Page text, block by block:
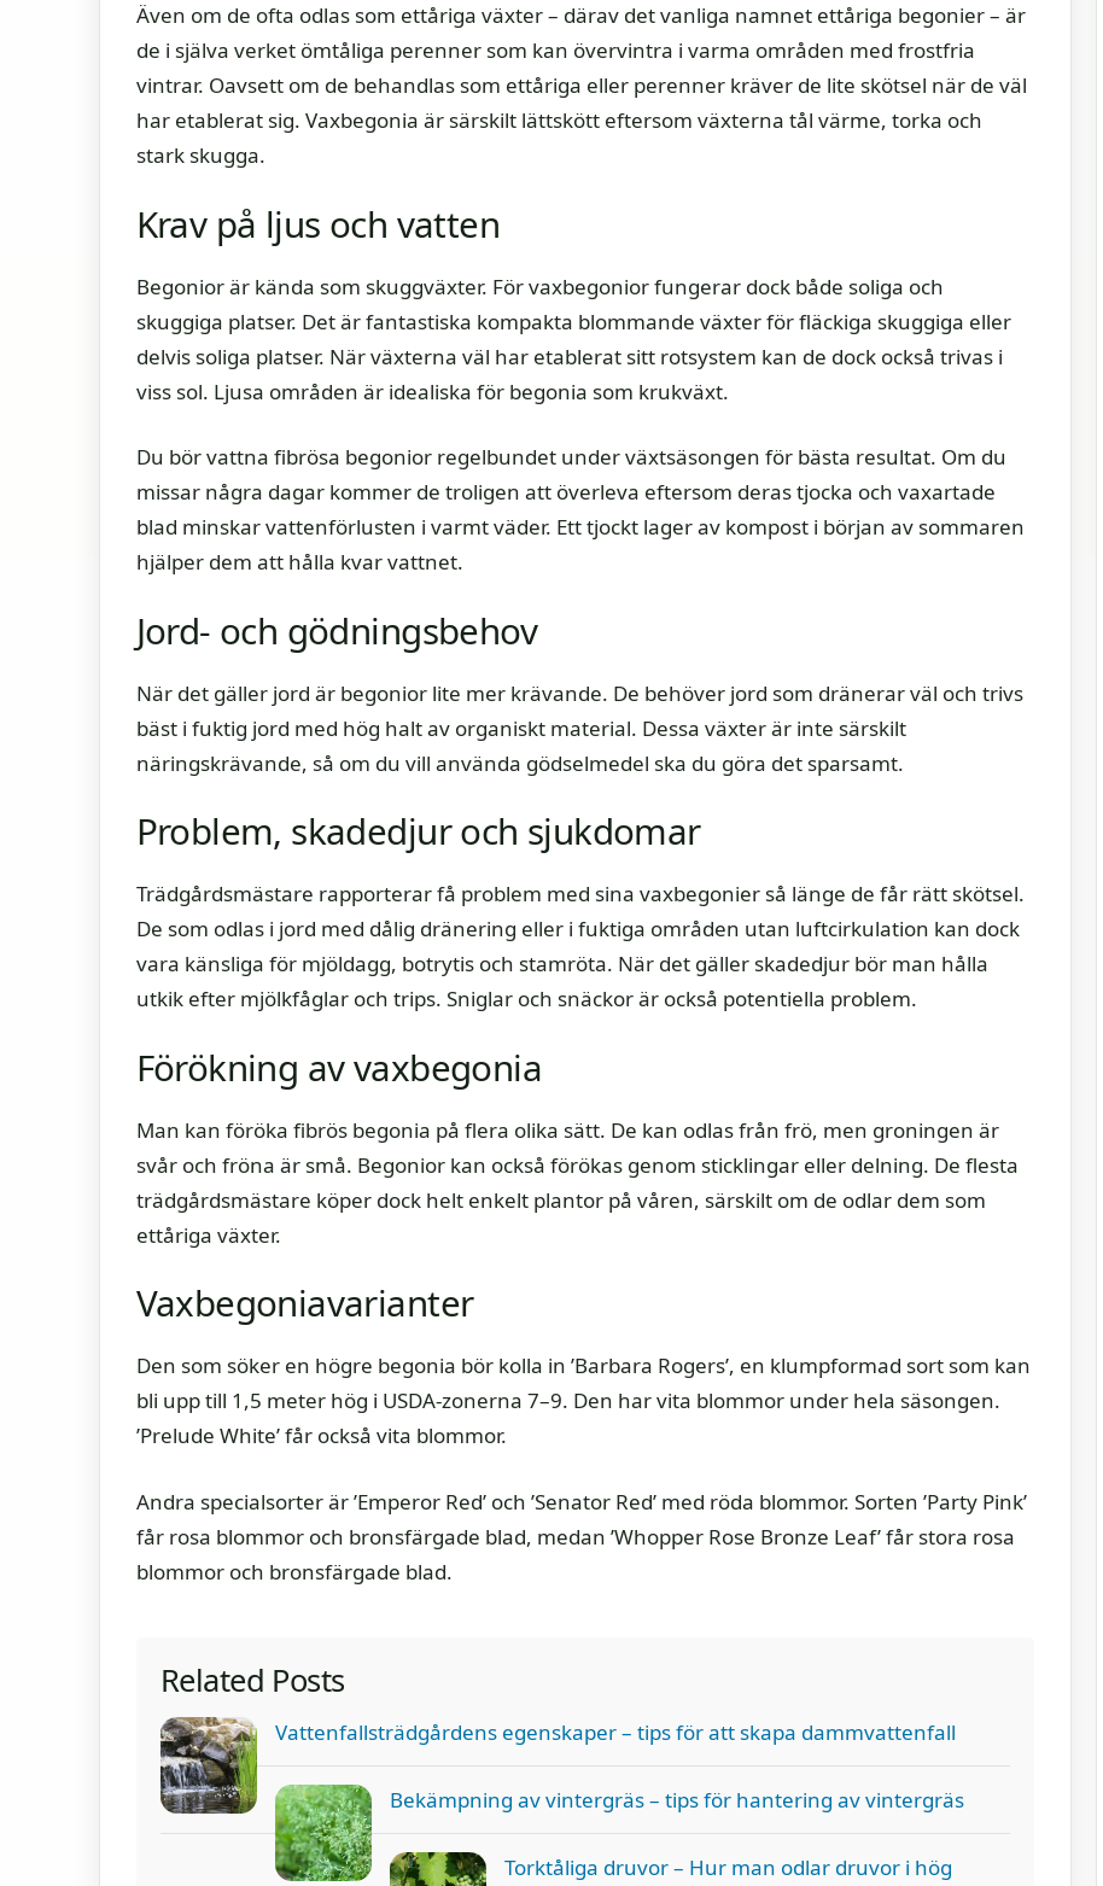
Även om de ofta odlas som ettåriga växter – därav det vanliga namnet ettåriga begonier – är
de i själva verket ömtåliga perenner som kan övervintra i varma områden med frostfria
vintrar. Oavsett om de behandlas som ettåriga eller perenner kräver de lite skötsel när de väl
har etablerat sig. Vaxbegonia är särskilt lättskött eftersom växterna tål värme, torka och
stark skugga.
Krav på ljus och vatten
Begonior är kända som skuggväxter. För vaxbegonior fungerar dock både soliga och
skuggiga platser. Det är fantastiska kompakta blommande växter för fläckiga skuggiga eller
delvis soliga platser. När växterna väl har etablerat sitt rotsystem kan de dock också trivas i
viss sol. Ljusa områden är idealiska för begonia som krukväxt.
Du bör vattna fibrösa begonior regelbundet under växtsäsongen för bästa resultat. Om du
missar några dagar kommer de troligen att överleva eftersom deras tjocka och vaxartade
blad minskar vattenförlusten i varmt väder. Ett tjockt lager av kompost i början av sommaren
hjälper dem att hålla kvar vattnet.
Jord- och gödningsbehov
När det gäller jord är begonior lite mer krävande. De behöver jord som dränerar väl och trivs
bäst i fuktig jord med hög halt av organiskt material. Dessa växter är inte särskilt
näringskrävande, så om du vill använda gödselmedel ska du göra det sparsamt.
Problem, skadedjur och sjukdomar
Trädgårdsmästare rapporterar få problem med sina vaxbegonier så länge de får rätt skötsel.
De som odlas i jord med dålig dränering eller i fuktiga områden utan luftcirkulation kan dock
vara känsliga för mjöldagg, botrytis och stamröta. När det gäller skadedjur bör man hålla
utkik efter mjölkfåglar och trips. Sniglar och snäckor är också potentiella problem.
Förökning av vaxbegonia
Man kan föröka fibrös begonia på flera olika sätt. De kan odlas från frö, men groningen är
svår och fröna är små. Begonior kan också förökas genom sticklingar eller delning. De flesta
trädgårdsmästare köper dock helt enkelt plantor på våren, särskilt om de odlar dem som
ettåriga växter.
Vaxbegoniavarianter
Den som söker en högre begonia bör kolla in ’Barbara Rogers’, en klumpformad sort som kan
bli upp till 1,5 meter hög i USDA-zonerna 7–9. Den har vita blommor under hela säsongen.
’Prelude White’ får också vita blommor.
Andra specialsorter är ’Emperor Red’ och ’Senator Red’ med röda blommor. Sorten ’Party Pink’
får rosa blommor och bronsfärgade blad, medan ’Whopper Rose Bronze Leaf’ får stora rosa
blommor och bronsfärgade blad.
Related Posts
Vattenfallsträdgårdens egenskaper – tips för att skapa dammvattenfall
Bekämpning av vintergräs – tips för hantering av vintergräs
Torktåliga druvor – Hur man odlar druvor i hög